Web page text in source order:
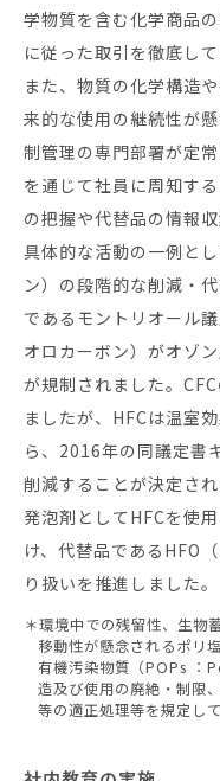
学物質を含む化学商品
に従った取引を徹底して
また、物質の化学構造
来的な使用の継続性が
制管理の専門部署が定
を通じて社員に周知す
の把握や代替品の情報
具体的な活動の一例と
ン）の段階的な削減・
であるモントリオール
オロカーボン）がオゾ
が規制されました。
ましたが、HFCは温室
ら、2016年の同議定書
削減することが決定さ
発泡剤としてHFCを使
け、代替品であるHFO
り扱いを推進しました。
＊環境中での残留性、生物
移動性が懸念されるポリ
有機汚染物質（POPs
造及び使用の廃絶・制限
等の適正処理等を規定し